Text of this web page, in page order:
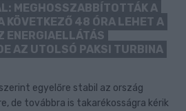
MEGHOSSZABBÍTOTTÁK A
KÖVETKEZŐ 48 ÓRA LEHET A
ENERGIAELLÁTÁS
AZ UTOLSÓ PAKSI TURBINA
egyelőre stabil az ország
de továbbra is takarékosságra kérik